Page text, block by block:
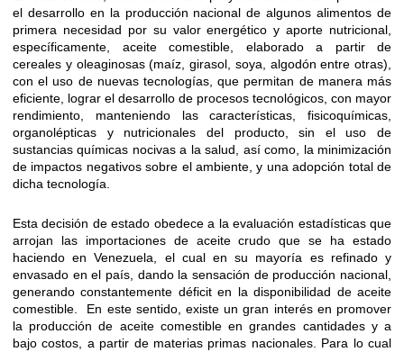
el desarrollo en la producción nacional de algunos alimentos de
primera necesidad por su valor energético y aporte nutricional,
específicamente, aceite comestible, elaborado a partir de
cereales y oleaginosas (maíz, girasol, soya, algodón entre otras),
con el uso de nuevas tecnologías, que permitan de manera más
eficiente, lograr el desarrollo de procesos tecnológicos, con mayor
rendimiento, manteniendo las características, fisicoquímicas,
organolépticas y nutricionales del producto, sin el uso de
sustancias químicas nocivas a la salud, así como, la minimización
de impactos negativos sobre el ambiente, y una adopción total de
dicha tecnología.
Esta decisión de estado obedece a la evaluación estadísticas que
arrojan las importaciones de aceite crudo que se ha estado
haciendo en Venezuela, el cual en su mayoría es refinado y
envasado en el país, dando la sensación de producción nacional,
generando constantemente déficit en la disponibilidad de aceite
comestible. En este sentido, existe un gran interés en promover
la producción de aceite comestible en grandes cantidades y a
bajo costos, a partir de materias primas nacionales. Para lo cual